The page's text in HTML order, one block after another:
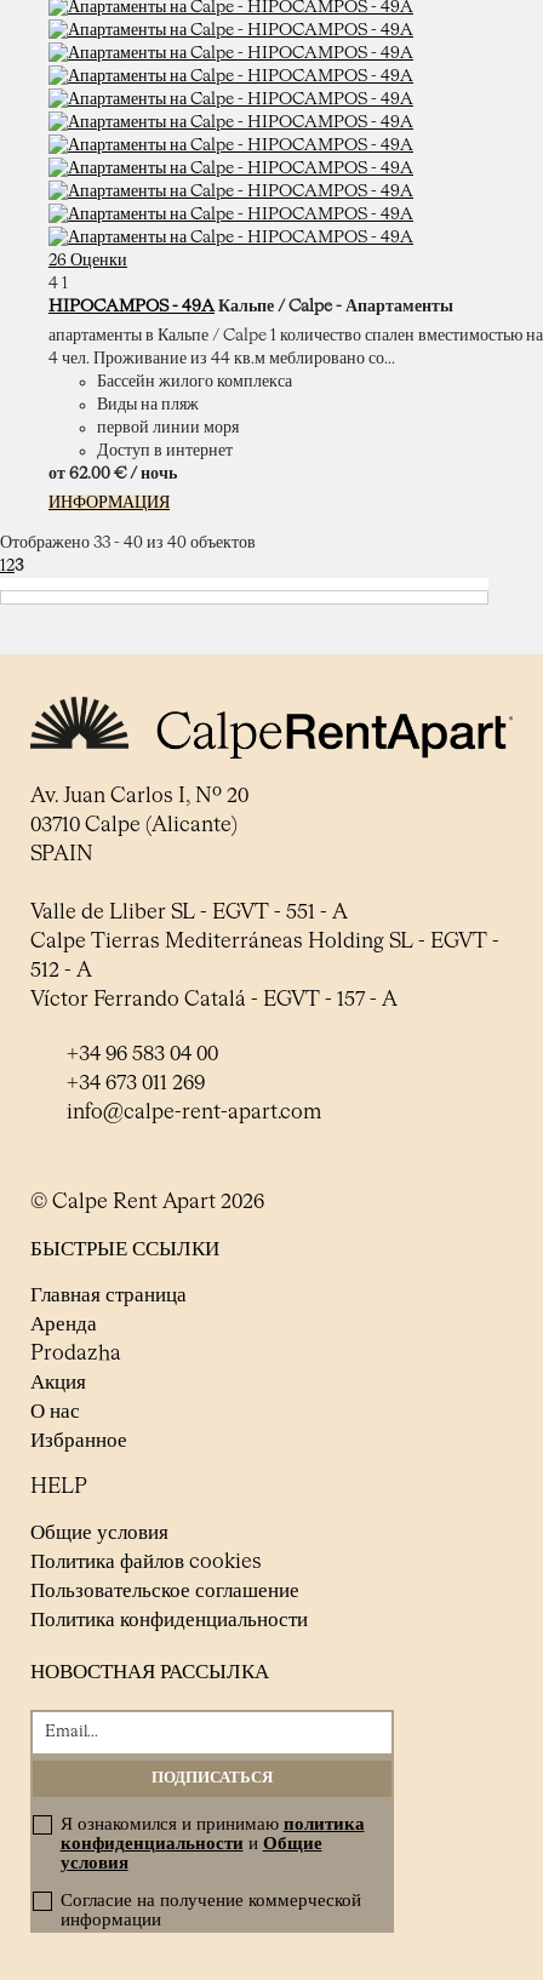
26 Оценки
4 1
HIPOCAMPOS - 49A Кальпе / Calpe - Апартаменты
апартаменты в Кальпе / Calpe 1 количество спален вместимостью на
4 чел. Проживание из 44 кв.м меблировано со...
Бассейн жилого комплекса
Виды на пляж
первой линии моря
Доступ в интернет
от 62.00 € / ночь
ИНФОРМАЦИЯ
Отображено 33 - 40 из 40 объектов
123
Av. Juan Carlos I, Nº 20
03710 Calpe (Alicante)
SPAIN
Valle de Lliber SL - EGVT - 551 - A
Calpe Tierras Mediterráneas Holding SL - EGVT -
512 - A
Víctor Ferrando Catalá - EGVT - 157 - A
+34 96 583 04 00
+34 673 011 269
info@calpe-rent-apart.com
© Calpe Rent Apart 2026
БЫСТРЫЕ ССЫЛКИ
Главная страница
Аренда
Prodazha
Акция
О нас
Избранное
HELP
Общие условия
Политика файлов cookies
Пользовательское соглашение
Политика конфиденциальности
НОВОСТНАЯ РАССЫЛКА
Я ознакомился и принимаю политика
конфиденциальности и Общие
условия
Согласие на получение коммерческой
информации